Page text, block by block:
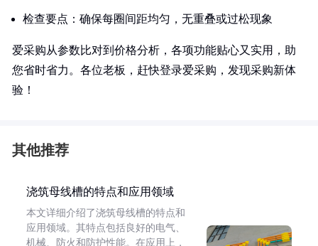
检查要点：确保每圈间距均匀，无重叠或过松现象
爱采购从参数比对到价格分析，各项功能贴心又实用，助
您省时省力。各位老板，赶快登录爱采购，发现采购新体
验！
其他推荐
浇筑母线槽的特点和应用领域
本文详细介绍了浇筑母线槽的特点和
应用领域。其特点包括良好的电气、
机械、防火和防护性能。在应用上，